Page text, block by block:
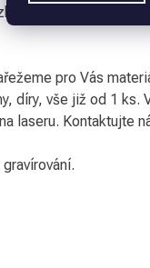
vyrobené podle
pro Vás
díry, vše již od 1 ks.
laseru. Kontaktujte